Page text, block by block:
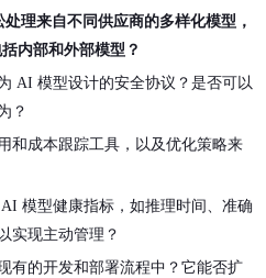
理来自不同供应商的多样化模型，
内部和外部模型？
AI 模型设计的安全协议？是否可以
？
和成本跟踪工具，以及优化策略来
模型健康指标，如推理时间、准确
实现主动管理？
有的开发和部署流程中？它能否扩